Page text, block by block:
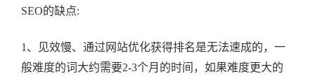
SEO的缺点:
1、见效慢、通过网站优化获得排名是无法速成的，一
般难度的词大约需要2-3个月的时间，如果难度更大的